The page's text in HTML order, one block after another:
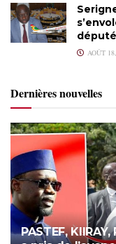
AOÛT
Dernières nouvelles
PASTEF,